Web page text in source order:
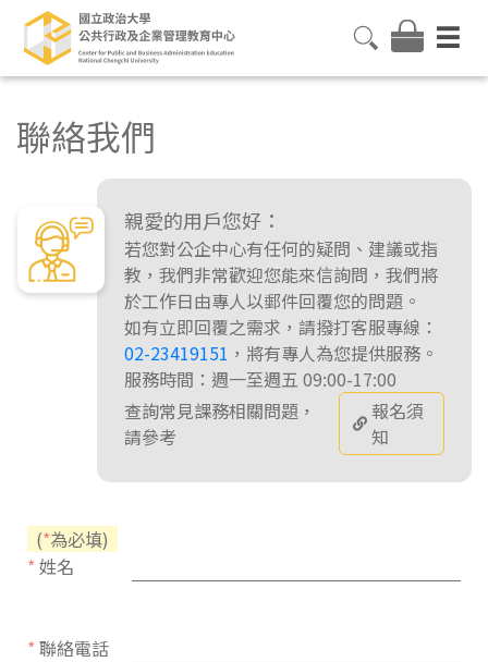
聯絡我們
親愛的用戶您好：
若您對公企中心有任何的疑問、建議或指
教，我們非常歡迎您能來信詢問，我們將
於工作日由專人以郵件回覆您的問題。
如有立即回覆之需求，請撥打客服專線：
02-23419151 ，將有專人為您提供服務。
服務時間：週一至週五 09:00-17:00
查詢常見課務相關問題，
請參考
報名須
知
(*為必填)
* 姓名
* 聯絡電話